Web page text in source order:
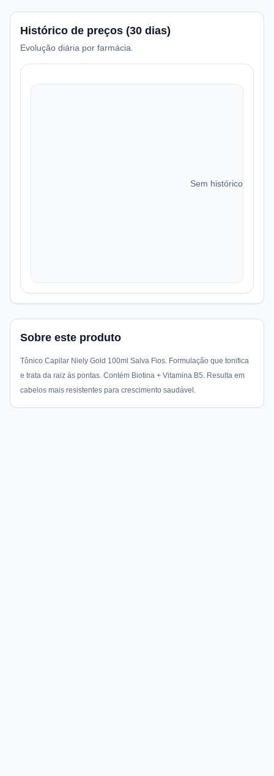
Histórico de preços (30 dias)
Evolução diária por farmácia.
Sem histórico de
Sobre este produto
Tônico Capilar Niely Gold 100ml Salva Fios. Formulação que tonifica
e trata da raiz às pontas. Contém Biotina + Vitamina B5. Resulta em
cabelos mais resistentes para crescimento saudável.